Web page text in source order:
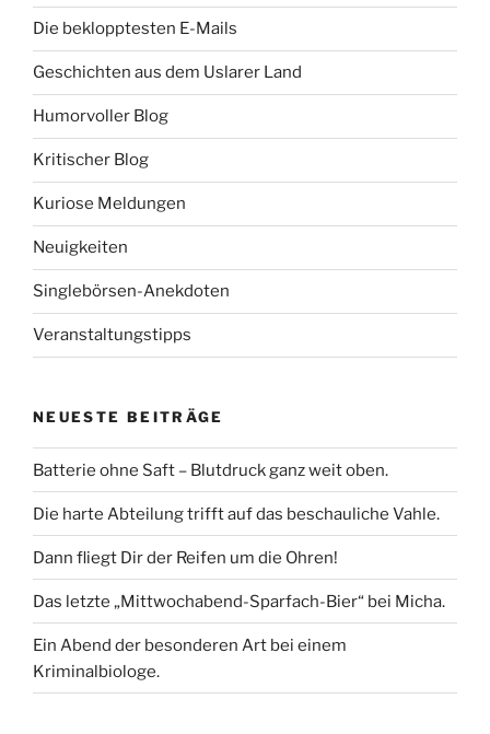
Die beklopptesten E-Mails
Geschichten aus dem Uslarer Land
Humorvoller Blog
Kritischer Blog
Kuriose Meldungen
Neuigkeiten
Singlebörsen-Anekdoten
Veranstaltungstipps
NEUESTE BEITRÄGE
Batterie ohne Saft – Blutdruck ganz weit oben.
Die harte Abteilung trifft auf das beschauliche Vahle.
Dann fliegt Dir der Reifen um die Ohren!
Das letzte „Mittwochabend-Sparfach-Bier“ bei Micha.
Ein Abend der besonderen Art bei einem
Kriminalbiologe.